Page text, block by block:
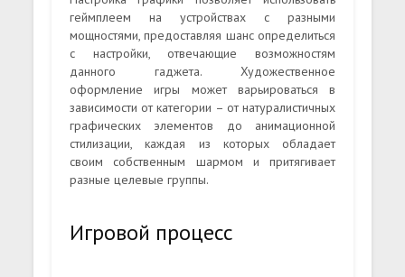
геймплеем на устройствах с разными
мощностями, предоставляя шанс определиться
с настройки, отвечающие возможностям
данного гаджета. Художественное
оформление игры может варьироваться в
зависимости от категории – от натуралистичных
графических элементов до анимационной
стилизации, каждая из которых обладает
своим собственным шармом и притягивает
разные целевые группы.
Игровой процесс